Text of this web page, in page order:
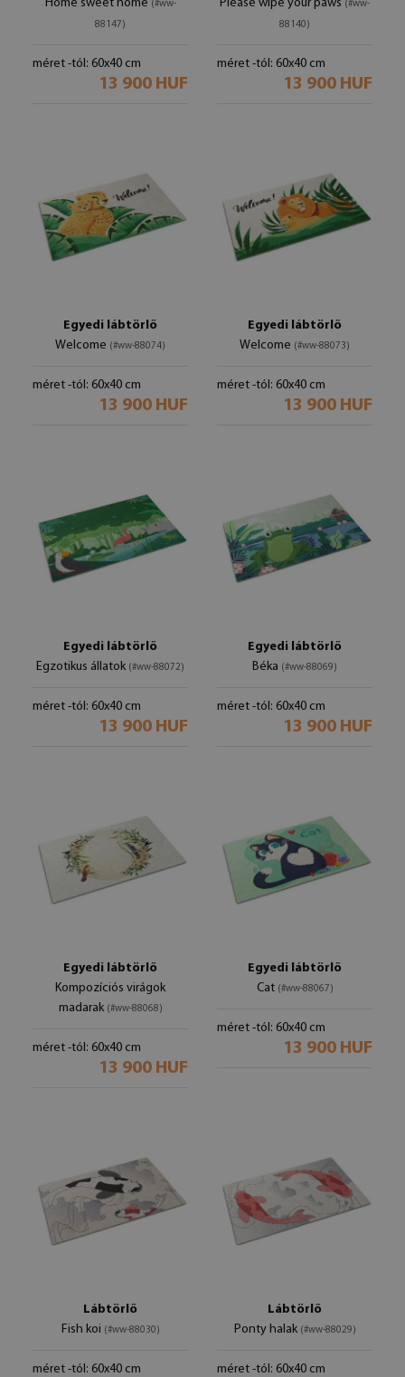
Home sweet home (#ww-
88147)
méret -tól: 60x40 cm
13 900 HUF
Please wipe your paws (#ww-
88140)
méret -tól: 60x40 cm
13 900 HUF
Egyedi lábtörlő
Welcome (#ww-88074)
méret -tól: 60x40 cm
13 900 HUF
Egyedi lábtörlő
Welcome (#ww-88073)
méret -tól: 60x40 cm
13 900 HUF
Egyedi lábtörlő
Egzotikus állatok (#ww-88072)
méret -tól: 60x40 cm
13 900 HUF
Egyedi lábtörlő
Béka (#ww-88069)
méret -tól: 60x40 cm
13 900 HUF
Egyedi lábtörlő
Kompozíciós virágok
madarak (#ww-88068)
méret -tól: 60x40 cm
13 900 HUF
Egyedi lábtörlő
Cat (#ww-88067)
méret -tól: 60x40 cm
13 900 HUF
Lábtörlő
Fish koi (#ww-88030)
méret -tól: 60x40 cm
Lábtörlő
Ponty halak (#ww-88029)
méret -tól: 60x40 cm